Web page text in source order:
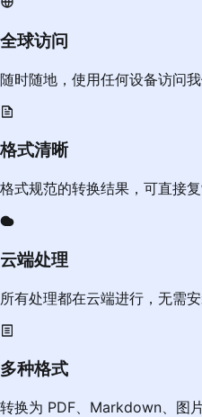
全球访问
随时随地，使用任何设备访问
格式清晰
格式规范的转换结果，可直接
云端处理
所有处理都在云端进行，无需
多种格式
转换为 PDF、Markdown、图